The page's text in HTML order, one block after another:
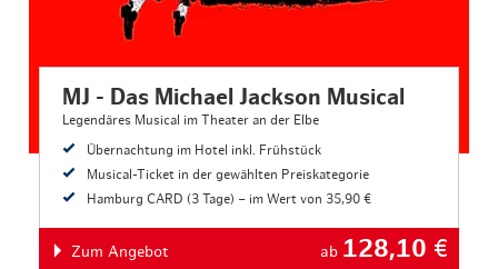
MJ - Das Michael Jackson Musical
Legendäres Musical im Theater an der Elbe
Übernachtung im Hotel inkl. Frühstück
Musical-Ticket in der gewählten Preiskategorie
Hamburg CARD (3 Tage) – im Wert von 35,90 €
Zum Angebot ab 128,10 €